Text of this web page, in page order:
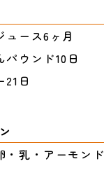
ュース6ヶ月
パウンド10日
21日
・乳・アーモン